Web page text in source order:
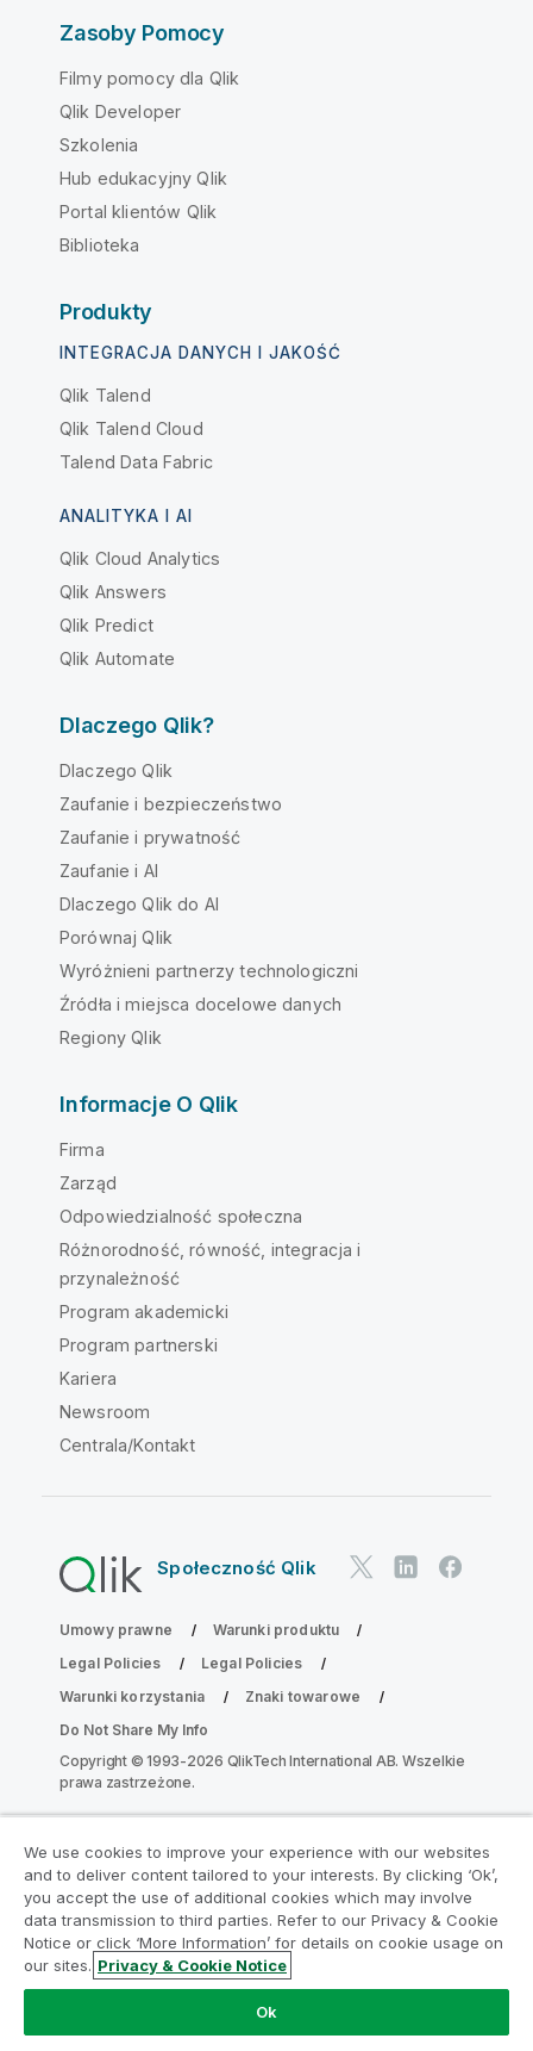
Zasoby Pomocy
Filmy pomocy dla Qlik
Qlik Developer
Szkolenia
Hub edukacyjny Qlik
Portal klientów Qlik
Biblioteka
Produkty
INTEGRACJA DANYCH I JAKOŚĆ
Qlik Talend
Qlik Talend Cloud
Talend Data Fabric
ANALITYKA I AI
Qlik Cloud Analytics
Qlik Answers
Qlik Predict
Qlik Automate
Dlaczego Qlik?
Dlaczego Qlik
Zaufanie i bezpieczeństwo
Zaufanie i prywatność
Zaufanie i AI
Dlaczego Qlik do AI
Porównaj Qlik
Wyróżnieni partnerzy technologiczni
Źródła i miejsca docelowe danych
Regiony Qlik
Informacje O Qlik
Firma
Zarząd
Odpowiedzialność społeczna
Różnorodność, równość, integracja i
przynależność
Program akademicki
Program partnerski
Kariera
Newsroom
Centrala/Kontakt
Społeczność Qlik
Umowy prawne
Warunki produktu
Legal Policies
Legal Policies
Warunki korzystania
Znaki towarowe
Do Not Share My Info
Copyright © 1993-2026 QlikTech International AB. Wszelkie
prawa zastrzeżone.
Dołącz do Programu Modernizacji
Analityki
Przeprowadź modernizację bez szkody dla Twoich
cennych aplikacji QlikView za pomocą programu
Analytics Modernization Program.
uzyskać więcej informacji lub skontaktuj się z nami:
We use cookies to improve your experience with our websites
and to deliver content tailored to your interests. By clicking ‘Ok’,
you accept the use of additional cookies which may involve
data transmission to third parties. Refer to our Privacy & Cookie
Notice or click ‘More Information’ for details on cookie usage on
our sites. Privacy & Cookie Notice
Ok